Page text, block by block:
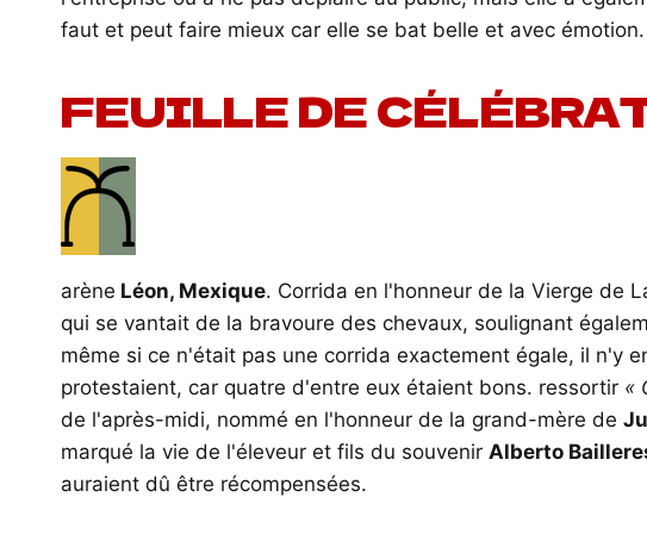
faut et peut faire mieux car elle se bat belle et avec émotion.
FEUILLE DE
arène Léon, Mexique. Corrida en l'honneur de la Vierge de
qui se vantait de la bravoure des chevaux, soulignant
même si ce n'était pas une corrida exactement égale, il n'y
protestaient, car quatre d'entre eux étaient bons. ressortir «
de l'après-midi, nommé en l'honneur de la grand-mère de
marqué la vie de l'éleveur et fils du souvenir Alberto
auraient dû être récompensées.